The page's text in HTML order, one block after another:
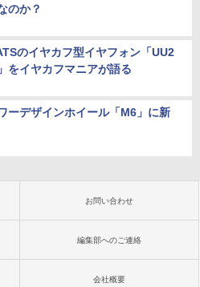
のか？
のイヤカフ型イヤフォン「UU2
をイヤカフマニアが語る
ーデザインホイール「M6」に新
お問い合わせ
編集部へのご連絡
会社概要